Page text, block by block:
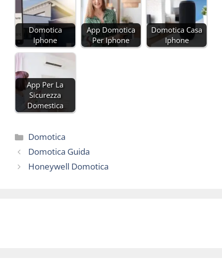
Domotica
Iphone
App Domotica
Per Iphone
Domotica Casa
Iphone
App Per La
Sicurezza
Domestica
Categorie
Domotica
Domotica Guida
Honeywell Domotica